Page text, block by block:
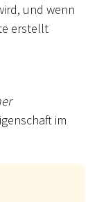
und wenn
erstellt
im